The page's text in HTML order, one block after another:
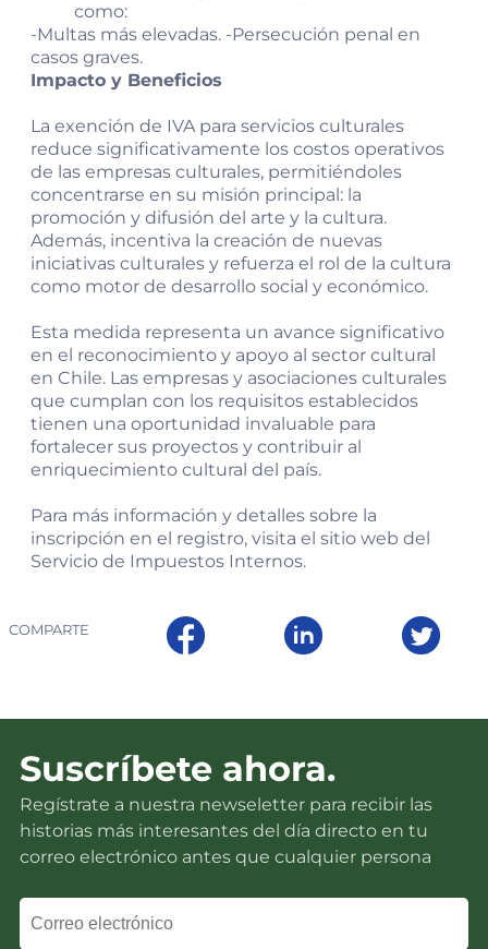
como:
-Multas más elevadas. -Persecución penal en
casos graves.
Impacto y Beneficios
La exención de IVA para servicios culturales
reduce significativamente los costos operativos
de las empresas culturales, permitiéndoles
concentrarse en su misión principal: la
promoción y difusión del arte y la cultura.
Además, incentiva la creación de nuevas
iniciativas culturales y refuerza el rol de la cultura
como motor de desarrollo social y económico.
Esta medida representa un avance significativo
en el reconocimiento y apoyo al sector cultural
en Chile. Las empresas y asociaciones culturales
que cumplan con los requisitos establecidos
tienen una oportunidad invaluable para
fortalecer sus proyectos y contribuir al
enriquecimiento cultural del país.
Para más información y detalles sobre la
inscripción en el registro, visita el sitio web del
Servicio de Impuestos Internos.
COMPARTE
Suscríbete ahora.
Regístrate a nuestra newseletter para recibir las
historias más interesantes del día directo en tu
correo electrónico antes que cualquier persona